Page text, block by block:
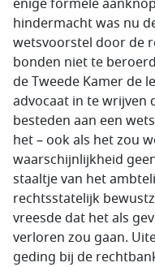
enige formele
hindermacht was nu
wetsvoorstel door de
bonden niet te
de Tweede Kamer de
advocaat in te wrijven
besteden aan een
het – ook als het zou
waarschijnlijkheid
staaltje van het
rechtsstatelijk
vreesde dat het als
verloren zou gaan.
geding bij de